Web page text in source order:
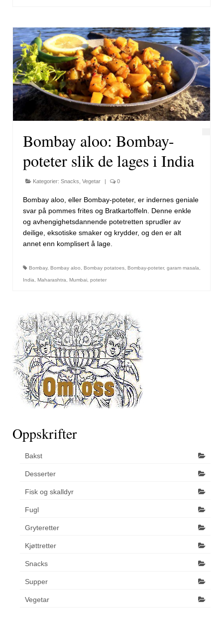
Bombay aloo: Bombay-
poteter slik de lages i India
Kategorier: Snacks Vegetar | 0
Bombay aloo, eller Bombay-poteter, er indernes geniale
svar på pommes frites og Bratkartoffeln. Denne enkle
og avhengighetsdannende potetretten sprudler av
deilige, eksotiske smaker og krydder, og den er alt
annet enn komplisert å lage.
Bombay, Bombay aloo Bombay potatoes Bombay-poteter, garam masala
India Maharashtra Mumbai poteter
Oppskrifter
Bakst
Desserter
Fisk og skalldyr
Fugl
Gryteretter
Kjøttretter
Snacks
Supper
Vegetar